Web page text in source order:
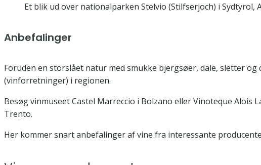
Et blik ud over nationalparken Stelvio (Stilfserjoch) i
Anbefalinger
Foruden en storslået natur med smukke bjergsøer, dale, sletter
(vinforretninger) i regionen.
Besøg vinmuseet Castel Marreccio i Bolzano eller Vinoteque Alois
Trento.
Her kommer snart anbefalinger af vine fra interessante